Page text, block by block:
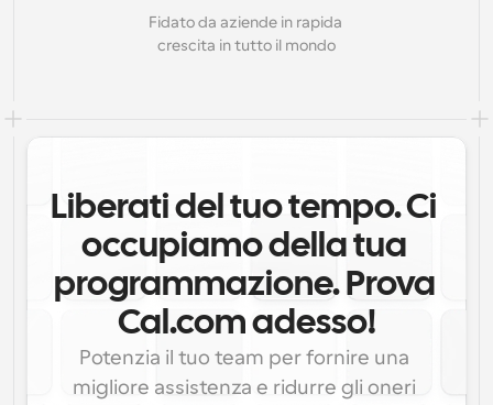
Fidato da aziende in rapida
crescita in tutto il mondo
Liberati del tuo tempo. Ci
occupiamo della tua
programmazione. Prova
Cal.com adesso!
Potenzia il tuo team per fornire una
migliore assistenza e ridurre gli oneri